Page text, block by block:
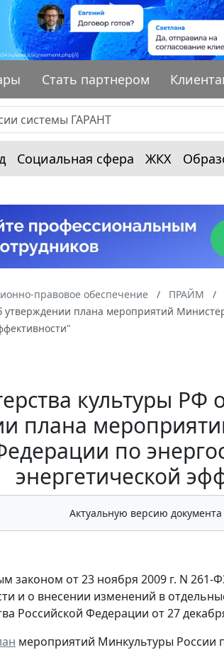
Стать партнером
Социальная сфера ЖКХ
правовое обеспечение ПРАЙМ
утверждении плана мероприятий
культуры РФ
плана
по
энергетической
Актуальную версию
законом от 23 ноября 2009 г. N
и о внесении изменений в
Российской Федерации от 27
мероприятий Минкультуры России